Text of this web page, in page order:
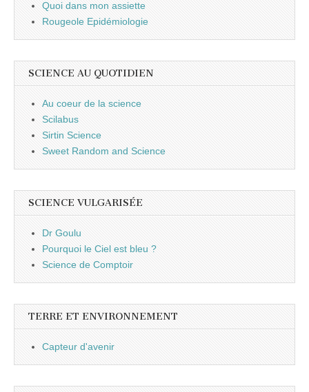
Quoi dans mon assiette
Rougeole Epidémiologie
SCIENCE AU QUOTIDIEN
Au coeur de la science
Scilabus
Sirtin Science
Sweet Random and Science
SCIENCE VULGARISÉE
Dr Goulu
Pourquoi le Ciel est bleu ?
Science de Comptoir
TERRE ET ENVIRONNEMENT
Capteur d'avenir